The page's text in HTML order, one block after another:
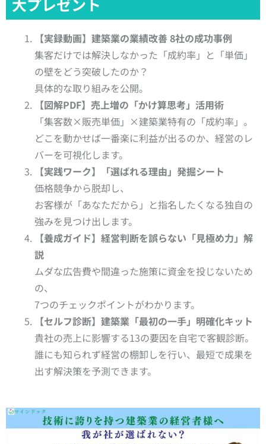
【実録動画】建築業の業績改善 8社の成功事例
集客だけでは解決しなかった「成約率」と「単価」
の壁をどう突破したのか？
具体的な取り組みを公開。
【図解PDF】売上増の「かけ算思考」活用術
「集客数×販売単価」×建築業特有の「成約率」。
どこを動かせば一番楽に利益が出るのか、経営のレ
バーを可視化します。
【実践ワーク】「選ばれる理由」発掘シート
価格競争から脱却し、
お客様が「あなただから」と指名したくなる独自の
強みを見つけ出します。
【養成ガイド】経営判断を誤らない「見極め力」解
説
ムダな広告費や間違った施策に資金を投じないため
の、
7つのチェックポイントがわかります。
【セルフ診断】建築業「最初の一手」明確化キット
貴社の売上に影響する13の要因を自宅で客観診断。
誰にも知られず経営の棚卸しを行い、最短で成果を
出す解決策を予測できます。